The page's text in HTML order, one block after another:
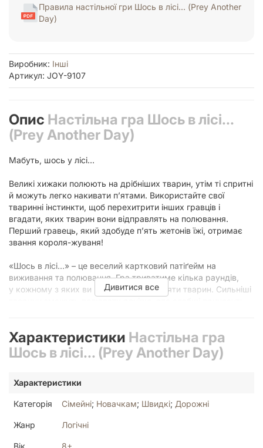
Правила настільної гри Шось в лісі... (Prey Another
Day)
Виробник: Інші
Артикул: JOY-9107
Опис Настільна гра Шось в лісі...
(Prey Another Day)
Мабуть, шось у лісі…
Великі хижаки полюють на дрібніших тварин, утім ті спритні
й можуть легко накивати п’ятами. Використайте свої
тваринні інстинкти, щоб перехитрити інших гравців і
вгадати, яких тварин вони відправлять на полювання.
Перший гравець, який здобуде п’ять жетонів їжі, отримає
звання короля-жуваня!
«Шось в лісі...» – це веселий картковий патіґейм на
виживання та полювання. Гра триватиме кілька раундів,
у кожному з яких ви вибиратимете з п’яти тварин. Сильніші
«Голодна мавпа» та «Велонімо».
Ігролад
Кожен раунд складається з одного-трьох полювань. Кожне
Зіграти тварину. Покладіть долілиць перед собою карту з
руки.
Дивитися все
Характеристики Настільна гра
Шось в лісі... (Prey Another Day)
Характеристики
Категорія Сімейні; Новачкам; Швидкі; Дорожні
Жанр Логічні
Вік 8+